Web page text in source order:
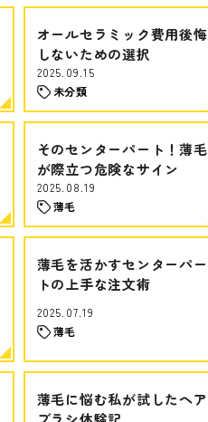
オールセラミック費用後悔
しないための選択
2025.09.15
未分類
そのセンターパート！薄毛
が際立つ危険なサイン
2025.08.19
薄毛
薄毛を活かすセンターパー
トの上手な注文術
2025.07.19
薄毛
薄毛に悩む私が試したヘア